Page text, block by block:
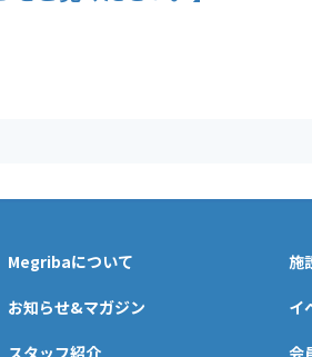
Megribaについて 施
お知らせ&マガジン イ